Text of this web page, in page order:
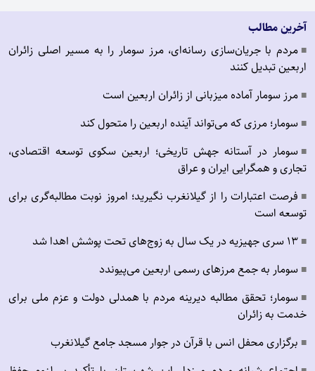
آخرین مطالب
■ مردم با جریان‌سازی رسانه‌ای، مرز سومار را به مسیر اصلی زائران
اربعین تبدیل کنند
■ مرز سومار آماده میزبانی از زائران اربعین است
■ سومار؛ مرزی که می‌تواند آینده اربعین را متحول کند
■ سومار در آستانه جهش تاریخی؛ اربعین سکوی توسعه اقتصادی،
تجاری و همگرایی ایران و عراق
■ فرصت اعتبارات را از گیلانغرب نگیرید؛ امروز نوبت مطالبه‌گری برای
توسعه است
■ ۱۳ سری جهیزیه در یک سال به زوج‌های تحت پوشش اهدا شد
■ سومار به جمع مرزهای رسمی اربعین می‌پیوندد
■ سومار؛ تحقق مطالبه دیرینه مردم با همدلی دولت و عزم ملی برای
خدمت به زائران
■ برگزاری محفل انس با قرآن در جوار مسجد جامع گیلانغرب